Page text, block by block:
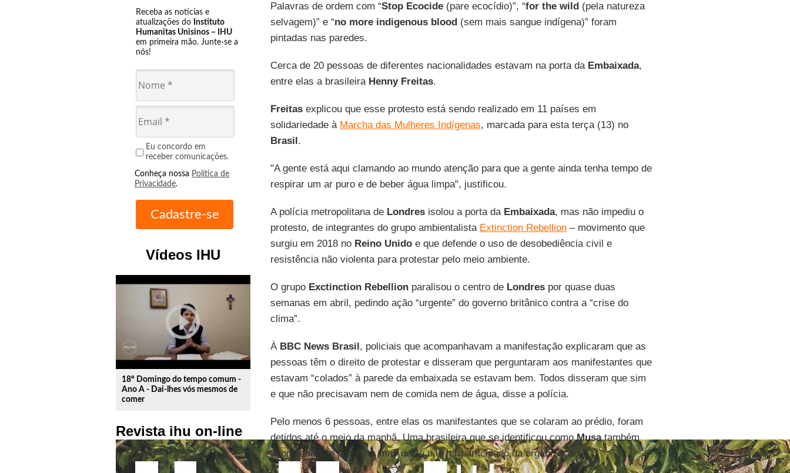
Receba as notícias e
atualizações do Instituto
Humanitas Unisinos – IHU
em primeira mão. Junte-se a
nós!
Eu concordo em
receber comunicações.
Conheça nossa Política de
Privacidade.
Vídeos IHU
play_circle_outline
18º Domingo do tempo comum -
Ano A - Dai-lhes vós mesmos de
comer
Revista ihu on-line
Palavras de ordem com “Stop Ecocide(pare ecocídio)”, “for the wild (pela natureza
selvagem)” e “no more indigenous blood (sem mais sangue indígena)” foram
pintadas nas paredes.
Cerca de 20 pessoas de diferentes nacionalidades estavam na porta da Embaixada,
entre elas a brasileira Henny Freitas.
Freitasexplicou que esse protesto está sendo realizado em 11 países em
solidariedade à Marcha das Mulheres Indígenas, marcada para esta terça (13) no
Brasil .
"A gente está aqui clamando ao mundo atenção para que a gente ainda tenha tempo de
respirar um ar puro e de beber água limpa", justificou.
A polícia metropolitana de Londresisolou a porta da Embaixada, mas não impediu o
protesto, de integrantes do grupo ambientalista Extinction Rebellion– movimento que
surgiu em 2018 no Reino Unidoe que defende o uso de desobediência civil e
resistência não violenta para protestar pelo meio ambiente.
O grupo Exctinction Rebellionparalisou o centro de Londrespor quase duas
semanas em abril, pedindo ação “urgente” do governo britânico contra a “crise do
clima”.
À BBC News Brasil , policiais que acompanhavam a manifestação explicaram que as
pessoas têm o direito de protestar e disseram que perguntaram aos manifestantes que
estavam “colados” à parede da embaixada se estavam bem. Todos disseram que sim
e que não precisavam nem de comida nem de água, disse a polícia.
Pelo menos 6 pessoas, entre elas os manifestantes que se colaram ao prédio, foram
detidos até o meio da manhã. Uma brasileira que se identificou comoMusatambém
acompanhou o protesto, mas disse não ter participado da organização.